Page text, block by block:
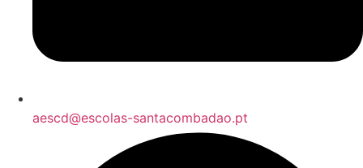
aescd@escolas-santacombadao.pt